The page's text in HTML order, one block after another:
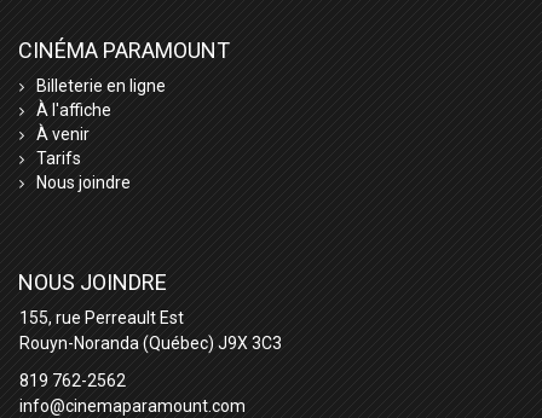
CINÉMA PARAMOUNT
Billeterie en ligne
À l'affiche
À venir
Tarifs
Nous joindre
NOUS JOINDRE
155, rue Perreault Est
Rouyn-Noranda (Québec) J9X 3C3
819 762-2562
info@cinemaparamount.com